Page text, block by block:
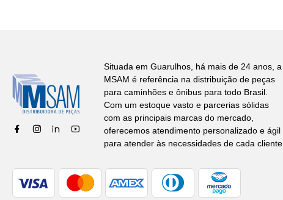
Situada em Guarulhos, há mais de 24 anos, a
MSAM é referência na distribuição de peças
para caminhões e ônibus para todo Brasil.
Com um estoque vasto e parcerias sólidas
com as principais marcas do mercado,
oferecemos atendimento personalizado e ágil
para atender às necessidades de cada cliente.